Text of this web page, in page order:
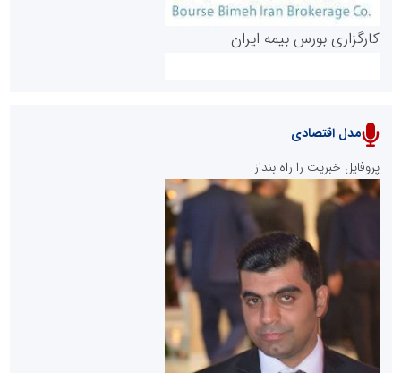
پایگاه خبری نهضت ملی مسکن
کارگزاری بورس بیمه ایران
سازمان بورس و اوراق بهادار
مرجع اخبار موثق در بازارسرمایه
مدل اقتصادی
پروفایل خبریت را راه بنداز